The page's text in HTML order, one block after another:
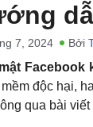
7, 2024 Bởi
Facebook
độc hại,
qua bài viết